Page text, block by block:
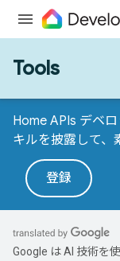
Tools
Home APIs デベ
キルを披露して、
登録
Google は AI 技術を